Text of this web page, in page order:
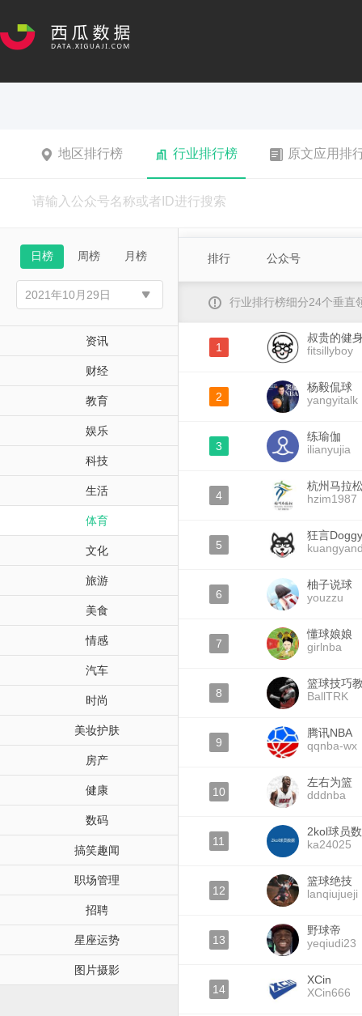
地区排行榜 行业排行榜 原文应用排
日榜 周榜 月榜
资讯
财经
教育
娱乐
科技
生活
体育
文化
旅游
美食
情感
汽车
时尚
美妆护肤
房产
健康
数码
搞笑趣闻
职场管理
招聘
星座运势
图片摄影
排行 公众号
行业排行榜细分24个垂直
1
叔贵的健
fitsillyboy
2
杨毅侃球
yangyitalk
3
练瑜伽
ilianyujia
4
杭州马拉
hzim1987
5
狂言Doggy
6
柚子说球
youzzu
7
懂球娘娘
girlnba
8
篮球技巧
BallTRK
9
腾讯NBA
qqnba-wx
10
左右为篮
dddnba
11
2kol球员
ka24025
12
篮球绝技
lanqiujueji
13
野球帝
yeqiudi23
14
XCin
XCin666